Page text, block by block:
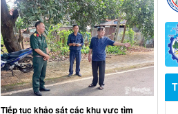
Tiếp tục khảo sát các khu vực tìm